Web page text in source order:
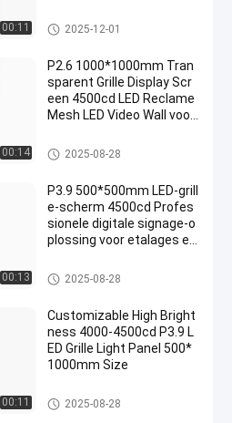
00:11 LED -roosterscherm
2025-12-01
00:14
P2.6 1000*1000mm Tran
sparent Grille Display Scr
een 4500cd LED Reclame
Mesh LED Video Wall voor
LED -roosterscherm
2025-08-28
00:13
P3.9 500*500mm LED-grill
e-scherm 4500cd Profes
sionele digitale signage-o
plossing voor etalages en
LED -roosterscherm
2025-08-28
00:11
Customizable High Bright
ness 4000-4500cd P3.9 L
ED Grille Light Panel 500*
1000mm Size
LED -roosterscherm
2025-08-28